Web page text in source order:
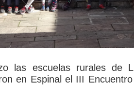
las escuelas rurales de
en Espinal el III